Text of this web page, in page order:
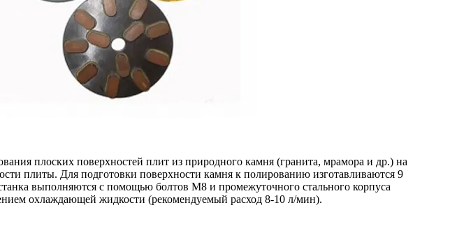
плоских поверхностей плит из природного камня (гранита, мрамора и др.) на
плиты. Для подготовки поверхности камня к полированию изготавливаются 9
выполняются с помощью болтов М8 и промежуточного стального корпуса
охлаждающей жидкости (рекомендуемый расход 8-10 л/мин).